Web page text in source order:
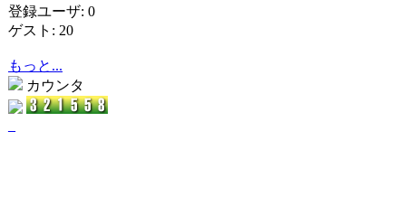
登録ユーザ: 0
ゲスト: 20
もっと...
カウンタ